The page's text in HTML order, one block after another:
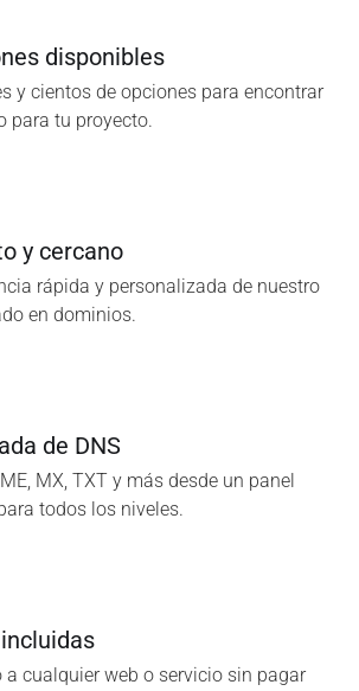
disponibles
y cientos de opciones para encontrar
para tu proyecto.
y cercano
rápida y personalizada de nuestro
en dominios.
de DNS
MX, TXT y más desde un panel
todos los niveles.
cualquier web o servicio sin pagar